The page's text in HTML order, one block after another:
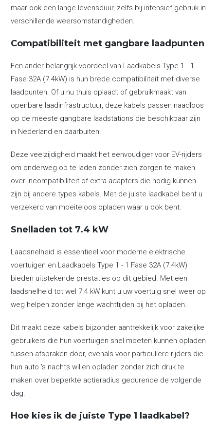
maar ook een lange levensduur, zelfs bij intensief gebruik in
verschillende weersomstandigheden.
Compatibiliteit met gangbare laadpunten
Een ander belangrijk voordeel van Laadkabels Type 1 - 1
Fase 32A (7.4kW) is hun brede compatibiliteit met diverse
laadpunten. Of u nu thuis oplaadt of gebruikmaakt van
openbare laadinfrastructuur, deze kabels passen naadloos
op de meeste gangbare laadstations die beschikbaar zijn
in Nederland en daarbuiten.
Deze veelzijdigheid maakt het eenvoudiger voor EV-rijders
om onderweg op te laden zonder zich zorgen te maken
over incompatibiliteit of extra adapters die nodig kunnen
zijn bij andere types kabels. Met de juiste laadkabel bent u
verzekerd van moeiteloos opladen waar u ook bent.
Snelladen tot 7.4 kW
Laadsnelheid is essentieel voor moderne elektrische
voertuigen en Laadkabels Type 1 - 1 Fase 32A (7.4kW)
bieden uitstekende prestaties op dit gebied. Met een
laadsnelheid tot wel 7.4 kW kunt u uw voertuig snel weer op
weg helpen zonder lange wachttijden bij het opladen.
Dit maakt deze kabels bijzonder aantrekkelijk voor zakelijke
gebruikers die hun voertuigen snel moeten kunnen opladen
tussen afspraken door, evenals voor particuliere rijders die
hun auto 's nachts willen opladen zonder zich druk te
maken over beperkte actieradius gedurende de volgende
dag.
Hoe kies ik de juiste Type 1 laadkabel?